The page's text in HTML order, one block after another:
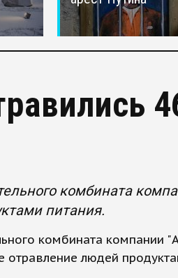
комбината
питания.
комбината компании
людей